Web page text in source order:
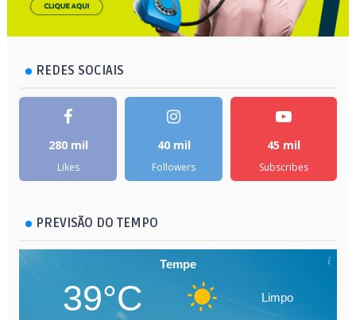
REDES SOCIAIS
280 mil
Likes
40 mil
Followers
45 mil
Subscribes
PREVISÃO DO TEMPO
Tempe
39°C Limpo